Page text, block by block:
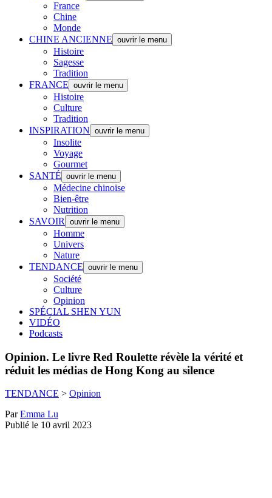
France
Chine
Monde
CHINE ANCIENNE ouvrir le menu
Histoire
Sagesse
Tradition
FRANCE ouvrir le menu
Histoire
Culture
Tradition
INSPIRATION ouvrir le menu
Insolite
Voyage
Gourmet
SANTÉ ouvrir le menu
Médecine chinoise
Bien-être
Nutrition
SAVOIR
ouvrir le menu
Homme
Univers
Nature
TENDANCE ouvrir le menu
Société
Culture
Opinion
SPÉCIAL SHEN YUN
VIDÉO
Podcasts
Opinion. Le livre Red Roulette révèle la vérité et
réduit les médias de Hong Kong au silence
TENDANCE > Opinion
ParEmma Lu
Publié le 10 avril 2023